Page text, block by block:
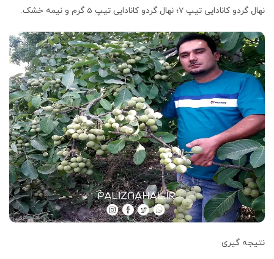
نهال گردو کانادایی تیپ 7؛ نهال گردو کانادایی تیپ 5 گرم و نیمه خشک.
نتیجه گیری